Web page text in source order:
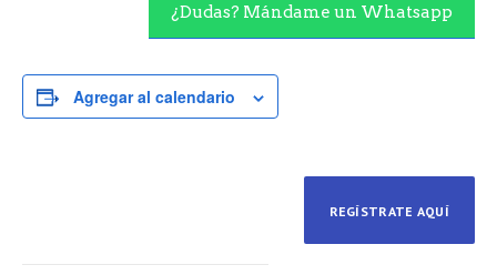
¿Dudas? Mándame un Whatsapp
Agregar al calendario
REGÍSTRATE AQUÍ